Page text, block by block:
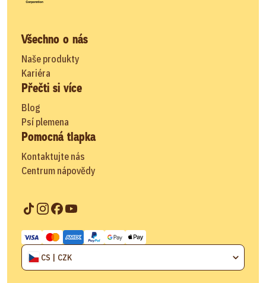
Všechno o nás
Naše produkty
Kariéra
Přečti si více
Blog
Psí plemena
Pomocná tlapka
Kontaktujte nás
Centrum nápovědy
CS | CZK